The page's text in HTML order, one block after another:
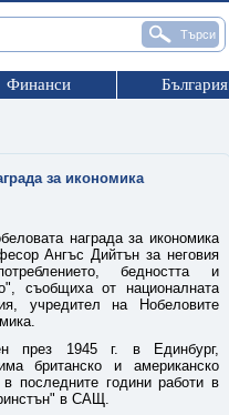
Финанси България
за икономика
награда за икономика
Ангъс Дийтън за неговия
бедността и
съобщиха от националната
учредител на Нобеловите
през 1945 г. в Единбург,
британско и американско
последните години работи в
в САЩ.